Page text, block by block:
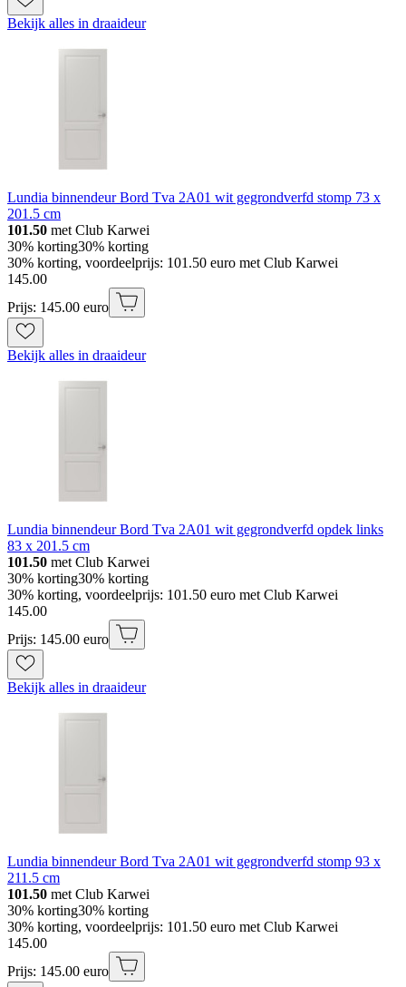
Bekijk alles in draaideur
Lundia binnendeur Bord Tva 2A01 wit gegrondverfd stomp 73 x
201.5 cm
101.50 met Club Karwei
30% korting30% korting
30% korting, voordeelprijs: 101.50 euro met Club Karwei
145.00
Prijs: 145.00 euro
Bekijk alles in draaideur
Lundia binnendeur Bord Tva 2A01 wit gegrondverfd opdek links
83 x 201.5 cm
101.50 met Club Karwei
30% korting30% korting
30% korting, voordeelprijs: 101.50 euro met Club Karwei
145.00
Prijs: 145.00 euro
Bekijk alles in draaideur
Lundia binnendeur Bord Tva 2A01 wit gegrondverfd stomp 93 x
211.5 cm
101.50 met Club Karwei
30% korting30% korting
30% korting, voordeelprijs: 101.50 euro met Club Karwei
145.00
Prijs: 145.00 euro